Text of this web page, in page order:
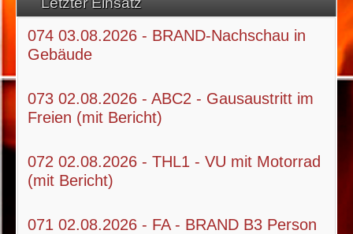
074 03.08.2026 - BRAND-Nachschau in
Gebäude
073 02.08.2026 - ABC2 - Gausaustritt im
Freien (mit Bericht)
072 02.08.2026 - THL1 - VU mit Motorrad
(mit Bericht)
071 02.08.2026 - FA - BRAND B3 Person